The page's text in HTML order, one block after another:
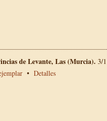
de Levante, Las (Murcia). 3/
• Detalles